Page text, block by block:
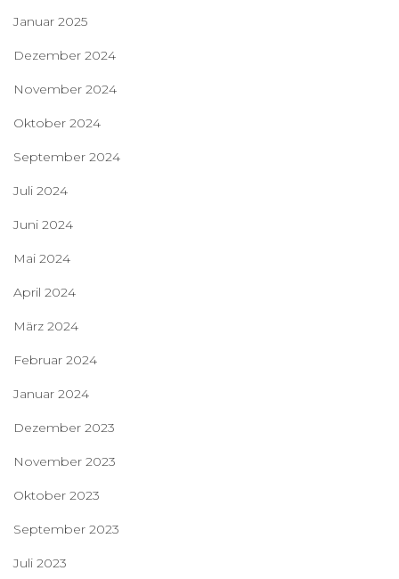
Januar 2025
Dezember 2024
November 2024
Oktober 2024
September 2024
Juli 2024
Juni 2024
Mai 2024
April 2024
März 2024
Februar 2024
Januar 2024
Dezember 2023
November 2023
Oktober 2023
September 2023
Juli 2023